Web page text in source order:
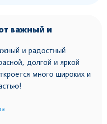
важный и
и радостный
долгой и яркой
много широких и